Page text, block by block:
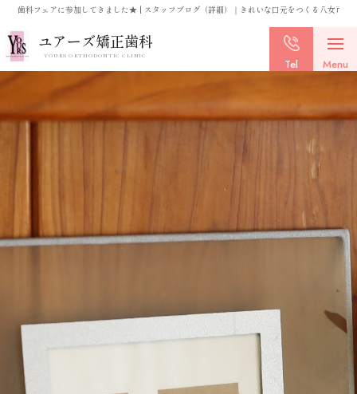
歯科フェアに参加してきました★ | スタッフブログ（詳細）｜きれいな口元をつくる八女市・
ユアーズ矯正歯科
YOURS ORTHODONTIC CLINIC
Tel Menu